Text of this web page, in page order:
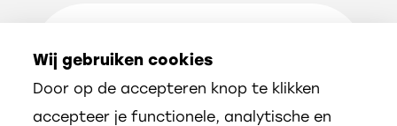
Volg ons
Wij gebruiken cookies
Door op de accepteren knop te klikken
accepteer je functionele, analytische en